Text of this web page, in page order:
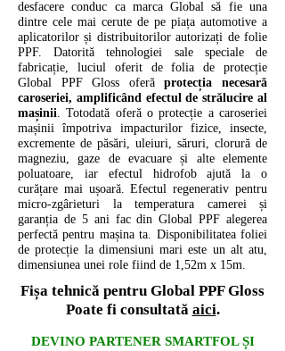
desfacere conduc ca marca Global să fie una
dintre cele mai cerute de pe piața automotive a
aplicatorilor și distribuitorilor autorizați de folie
PPF. Datorită tehnologiei sale speciale de
fabricație, luciul oferit de folia de protecție
Global PPF Gloss oferăprotecția necesară
caroseriei, amplificând efectul de strălucire al
mașinii. Totodată oferă o protecție a caroseriei
mașinii împotriva impacturilor fizice, insecte,
excremente de păsări, uleiuri, săruri, clorură de
magneziu, gaze de evacuare și alte elemente
poluatoare, iar efectul hidrofob ajută la o
curățare mai ușoară. Efectul regenerativ pentru
micro-zgârieturi la temperatura camerei și
garanția de 5 ani fac din Global PPF alegerea
perfectă pentru mașina ta. Disponibilitatea foliei
de protecție la dimensiuni mari este un alt atu,
dimensiunea unei role fiind de 1,52m x 15m.
Fișa tehnică pentru Global PPF Gloss
Poate fi consultată aici.
DEVINO PARTENER SMARTFOL ȘI